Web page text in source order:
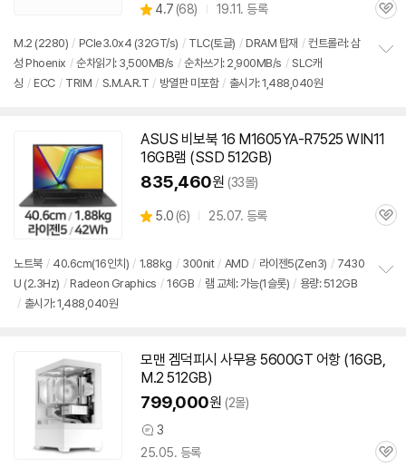
별
점
4.7 (상
리
뷰
68) 19.11. 등록
관
M.2 (2280) / PCIe3.0x4 (32GT/s) / TLC(토글) / DRAM 탑재 / 컨트롤러: 삼
성 Phoenix / 순차읽기: 3,500MB/s / 순차쓰기: 2,900MB/s / SLC캐
싱 / ECC / TRIM / S.M.A.R.T / 방열판 미포함 / 출시가: 1,488,040원
ASUS 비보북 16 M1605YA-R7525 WIN11
16GB램 (SSD 512GB)
835,460원 (33몰)
별
5.0 (상
6) 25.07. 등록
관
노트북 / 40.6cm(16인치) / 1.88kg / 300nit / AMD / 라이젠5(Zen3) / 7430
U (2.3Hz) / Radeon Graphics / 16GB / 램 교체: 가능(1슬롯) / 용량: 512GB
/ 출시가: 1,488,040원
모맨 겜덕피시 사무용 5600GT 어항 (16GB,
M.2 512GB)
799,000원 (2몰)
상
품
3
25.05. 등록
관